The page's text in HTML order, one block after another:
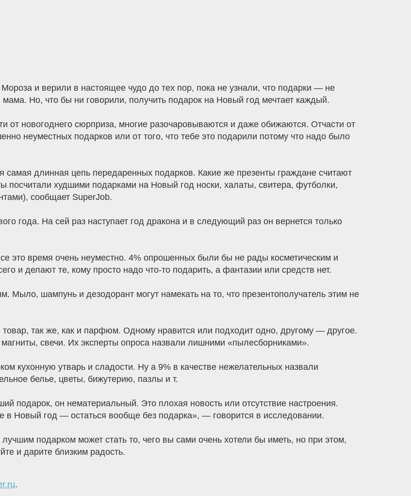
и верили в настоящее чудо до тех пор, пока не узнали, что подарки — не
Но, что бы ни говорили, получить подарок на Новый год мечтает каждый.
от новогоднего сюрприза, многие разочаровываются и даже обижаются. Отчасти от
неуместных подарков или от того, что тебе это подарили потому что надо было
самая длинная цепь передаренных подарков. Какие же презенты граждане считают
худшими подарками на Новый год носки, халаты, свитера, футболки,
сообщает SuperJob.
года. На сей раз наступает год дракона и в следующий раз он вернется только
это время очень неуместно. 4% опрошенных были бы не рады косметическим и
и делают те, кому просто надо что-то подарить, а фантазии или средств нет.
Мыло, шампунь и дезодорант могут намекать на то, что презентополучатель этим не
так же, как и парфюм. Одному нравится или подходит одно, другому — другое.
магниты, свечи. Их эксперты опроса назвали лишними «пылесборниками».
кухонную утварь и сладости. Ну а 9% в качестве нежелательных назвали
белье, цветы, бижутерию, пазлы и т.
подарок, он нематериальный. Это плохая новость или отсутствие настроения.
в Новый год — остаться вообще без подарка», — говорится в исследовании.
лучшим подарком может стать то, чего вы сами очень хотели бы иметь, но при этом,
и дарите близким радость.
.